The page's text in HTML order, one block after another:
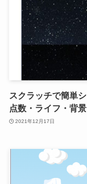
スクラッチで簡単
点数・ライフ・背
2021年12月17日